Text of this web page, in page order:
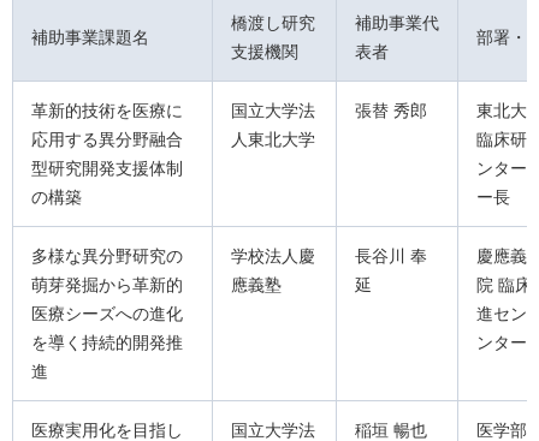
補助事業課題名
橋渡し研究
支援機関
補助事業代
表者
部署・
革新的技術を医療に
応用する異分野融合
型研究開発支援体制
の構築
国立大学法
人東北大学
張替 秀郎
東北大
臨床研
ンター
ー長
多様な異分野研究の
萌芽発掘から革新的
医療シーズへの進化
を導く持続的開発推
進
学校法人慶
應義塾
長谷川 奉
延
慶應義
院 臨床
進セン
ンター
医療実用化を目指し
国立大学法
稲垣 暢也
医学部